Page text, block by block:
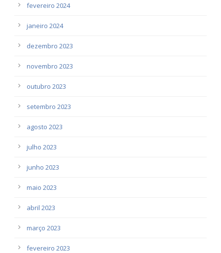
fevereiro 2024
janeiro 2024
dezembro 2023
novembro 2023
outubro 2023
setembro 2023
agosto 2023
julho 2023
junho 2023
maio 2023
abril 2023
março 2023
fevereiro 2023